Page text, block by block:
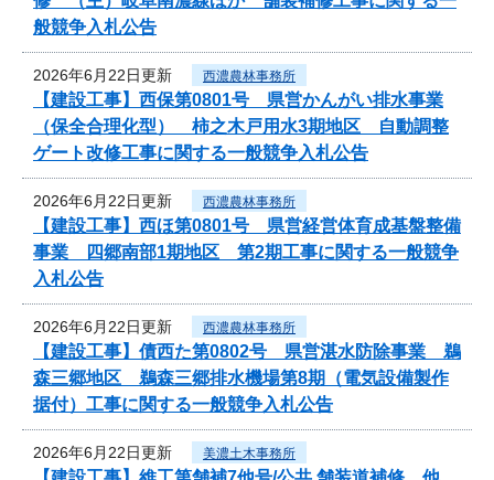
般競争入札公告
2026年6月22日更新 西濃農林事務所
【建設工事】西保第0801号 県営かんがい排水事業
（保全合理化型） 柿之木戸用水3期地区 自動調整
ゲート改修工事に関する一般競争入札公告
2026年6月22日更新 西濃農林事務所
【建設工事】西ほ第0801号 県営経営体育成基盤整備
事業 四郷南部1期地区 第2期工事に関する一般競争
入札公告
2026年6月22日更新 西濃農林事務所
【建設工事】債西た第0802号 県営湛水防除事業 鵜
森三郷地区 鵜森三郷排水機場第8期（電気設備製作
据付）工事に関する一般競争入札公告
2026年6月22日更新 美濃土木事務所